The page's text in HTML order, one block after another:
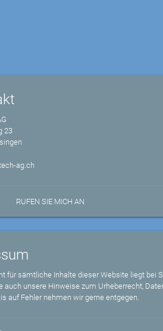
23
ag.ch
RUFEN SIE MICH AN
für sämtliche Inhalte dieser Website liegt bei
auch unsere Hinweise zum Urheberrecht,
auf Fehler nehmen wir gerne entgegen.